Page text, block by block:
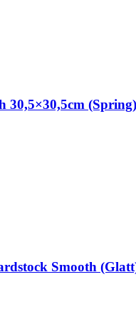
30,5×30,5cm (Spring)
Smooth